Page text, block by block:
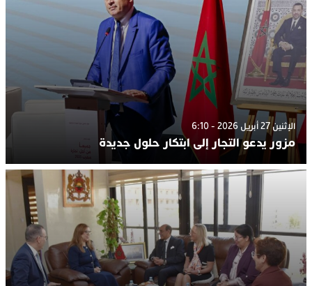
الإثنين 27 أبريل 2026 - 6:10
مزور يدعو التجار إلى ابتكار حلول جديدة